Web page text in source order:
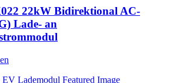
22kW Bidirektional AC-
Lade- an